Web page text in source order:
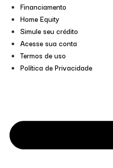
Financiamento
Home Equity
Simule seu crédito
Acesse sua conta
Termos de uso
Política de Privacidade